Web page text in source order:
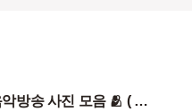
🫂 알디원 음악방송 사진 모음 🫂 ( + 엠씨 )